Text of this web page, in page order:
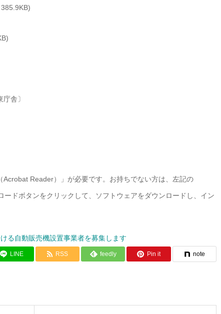
舎〕
Reader）」が必要です。お持ちでない方は、左記の
ードボタンをクリックして、ソフトウェアをダウンロードし、イン
る自動販売機設置事業者を募集します
LINE RSS feedly Pin it note